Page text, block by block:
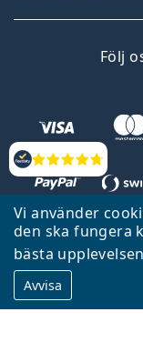
Vi använder
den ska fungera
bästa
Avvisa
Recensioner
Följ
Lentiamo.se